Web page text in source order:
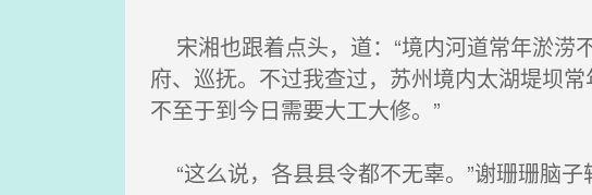
宋湘也跟着点头，道：“境内河道常年淤涝
府、巡抚。不过我查过，苏州境内太湖堤坝
不至于到今日需要大工大修。”
“这么说，各县县令都不无辜。”谢珊珊脑子